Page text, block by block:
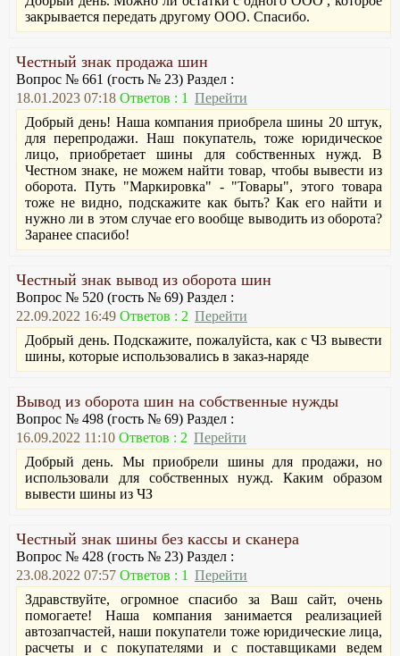
закрывается передать другому ООО. Спасибо.
Честный знак продажа шин
Вопрос № 661 (гость № 23) Раздел :
18.01.2023 07:18 Ответов : 1 Перейти
Добрый день! Наша компания приобрела шины 20 штук,
для перепродажи. Наш покупатель, тоже юридическое
лицо, приобретает шины для собственных нужд. В
Честном знаке, не можем найти товар, чтобы вывести из
оборота. Путь "Маркировка" - "Товары", этого товара
тоже не видно, подскажите как быть? Как его найти и
нужно ли в этом случае его вообще выводить из оборота?
Заранее спасибо!
Честный знак вывод из оборота шин
Вопрос № 520 (гость № 69) Раздел :
22.09.2022 16:49 Ответов : 2 Перейти
Добрый день. Подскажите, пожалуйста, как с ЧЗ вывести
шины, которые использовались в заказ-наряде
Вывод из оборота шин на собственные нужды
Вопрос № 498 (гость № 69) Раздел :
16.09.2022 11:10 Ответов : 2 Перейти
Добрый день. Мы приобрели шины для продажи, но
использовали для собственных нужд. Каким образом
вывести шины из ЧЗ
Честный знак шины без кассы и сканера
Вопрос № 428 (гость № 23) Раздел :
23.08.2022 07:57 Ответов : 1 Перейти
Здравствуйте, огромное спасибо за Ваш сайт, очень
помогаете! Наша компания занимается реализацией
автозапчастей, наши покупатели тоже юридические лица,
расчеты и с покупателями и с поставщиками ведем